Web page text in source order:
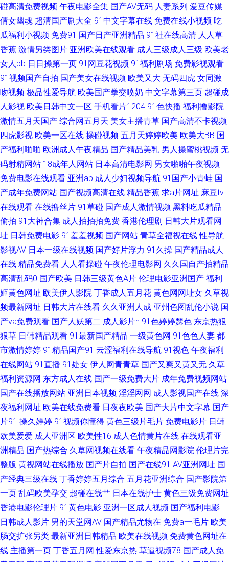
产精品日日夜夜 伊人春色影院 97福利超碰在线 男人天堂社区 青青草视频导
航 婷婷成人福利电影 伊人婷婷麻豆 www婷婷5月天 极品白丝 欧美另类操遵
99草草视频 国产性爱大片 人人草超碰 菠萝αⅴ 99草草网 玖玖综合网 天天操
WWW 91精品老司机 日韩激情三级片 人妻福利剧场 欧美性爱亚洲色图 亚洲
天堂91 三级超碰AV福利 亚洲狼人综合 久久婷婷香蕉青青 日韩内地国产人成
国产喷水福利 91se在线观看 久久偷拍视频精品 人人操网址大全 91成人电影
亚洲狠狠操网 欧洲TV一区 超碰狠狠 99色色伦 激情网站 久草cn 午夜亚洲无
码 av三级网站 www天天精品 丁香五月花韩国 激情在线QVD 久久微拍网 操
碰久久 青娱乐性爱网 精品亚洲成人传媒 欧美色图色99 91主播福利视频 伪娘
黑丝自慰 国内AV影院 精品91海角一区 97韩亚洲 影音资源欧美性爱 欧美性
爱AB 91福利视频网址 久久国产 伊人婷婷麻豆 九一在线看 国产久草免费 国
产精品久久撸 欧美激情28p 三级金典91 国产久久精品 久久伊人欧洲 超碰超
碰在线 国产成人A片 人人爱操 少妇后入后股 久久国产精品四虎 狠狠干影院
成人日韩av网站 狠狠干快播 青青草精品视频 美女内射白浆草p 九九伊人大香
蕉 91精品娱乐 午夜限制影院 黄色短视频 狼友一区 香蕉视频免费观看 伊人
久久艹 黄色91色情 午夜资源网 极色品影院 中文豆花AV 丝袜足交资源 国产
肏屄中文 日本Aⅴ网站 男人的天堂阴色网 国产成人A片 老司机无码视频 国产
黄色高清网站 日本叼嘿片 91P社区入口 婷婷五月花成人 午夜成人福利导航
亚洲狠狠操网 午夜久久伦理福利 玖玖玖草网 91免费大片 97蜜桃 A片网站入
力草草屁屁影视 91美足交麻豆
碰高清免费视频 午夜电影全集 国产AV无码 人妻系列 爱豆传媒
倩女幽魂 超清国产剧大全 91中文字幕在线 免费在线小视频 吃
瓜福利小视频 免费91 国产日产亚洲精品 91社在线高清 人人草
香蕉 激情另类图片 亚洲欧美在线观看 成人三级成人三级 欧美老
女人bb 日日操第一页 91网豆花视频 91福利剧场 免费影视观看
91视频国产自拍 国产美女在线视频 欧美又大 无码四虎 女同激
吻视频 极品性爱导航 欧美国产拳交喷奶 中文字幕第三页 超碰成
人影视 欧美日韩中文一区 手机看片1204 91色快播 福利撸影院
激情五月天国产 综合网五月天 美女主播青草 国产高清不卡视频
四虎影视 欧美一区在线 操碰视频 五月天婷婷欧美 欧美大BB 国
产福利啪啪 欧洲成人午夜精品 国产精品美乳 男人操蜜桃视频 无
码射精网站 18成年人网站 日本高清电影网 男女啪啪午夜视频
免费电影在线观看 亚洲ab 成人少妇视频导航 91国产小青蛙 国
产成年免费网站 国产视频高清在线 精品香蕉 求a片网址 麻豆tv
在线观看 在线撸丝片 91草碰 国产成人激情视频 黑料吃瓜精品
偷拍 91大神合集 成人拍拍拍免费 香港伦理剧 日韩大片观看网
址 日韩免费电影 91羞羞视频 国产网站 青草全福视在线 性导航
影视AV 日本一级在线视频 国产好片浮力 91久操 国产精品成人
在线 精品免费看 人人看操碰 午夜伦理电影网 久久国自产拍精品
高清乱码0 国产欧美 日韩三级黄色A片 伦理电影亚洲国产 福利
姬黄色网址 欧美伊人影院 丁香成人五月花 黄色网网址女 久草视
频最新网址 日韩大片在线看 久久亚洲人成 亚州色图乱伦小说 国
产va免费观看 国产人妖第二 成人影片h 91色婷婷瑟色 东京热狠
狠草 日韩精品观看 91最新国产精品 一级黄色网 91色色人妻 都
市激情婷婷 91精品国产91 云涩福利在线导航 91视色 午夜福利
在线网站 91直播 91处女 伊人网青青草 国产又爽又黄又无 久草
福利资源网 东方成人在线 国产一级免费大片 成年免费视频网站
国产在线播放网站 亚洲日本视频 淫淫网网 成人影视国产在线 深
夜福利网址 欧美在线免费看 日夜夜欧美 国产大片中文字幕 国产
片91 操久婷婷 91视频你懂得 黄色三级片毛片 免费电影片 日韩
欧美爱爱 成人亚洲区 欧美性16 成人色情黄片在线 在线观看亚
洲精品 国产热综合 久草网视频在线看 午夜精品网影院 伦理片完
整版 黄视网站在线播放 国产片自拍 国产在线91 AV亚洲网址 国
产经典三级在线 丁香婷婷五月综合 五月花亚洲综合 国产影院第
一页 乱码欧美孕交 超碰在线艹 日本在线护士 黄色三级免费网址
香港电影伦理片 91黄色电影 亚洲一区成人视频 国产福利电影
日韩成人影片 男的天堂网AV 国产精品尤物在 免费a一毛片 欧美
肠交扩张另类 最新亚洲日韩精品 欧美在线视频 免费黄色网址在
线 主播第一页 丁香五月网 性爱东京热 草逼视频78 国产成人免